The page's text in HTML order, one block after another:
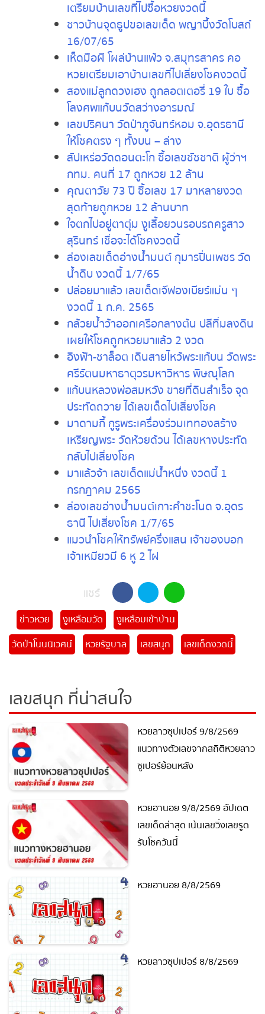
อ่านต่อเพิ่มเติม
ตะลึง!! เต่าปีนขึ้นบ้าน คอหวยเชื่อจะได้
โชค เตรียมบ้านเลขที่ไปซื้อหวยงวดนี้
ชาวบ้านจุดธูปขอเลขเด็ด พญาบึ้ง
วัดโบสถ์ 16/07/65
เห็ดมือผี โผล่บ้านแพ้ว จ.สมุทรสาคร คอ
หวยเตรียมเอาบ้านเลขที่ไปเสี่ยงโชคงวดนี้
สองแม่ลูกดวงเฮง ถูกลอตเตอรี่ 19 ใบ
ซื้อโลงศพแก้บนวัดสว่างอารมณ์
เลขปริศนา วัดป่าภูจันทร์หอม จ.อุดรธานี
ให้โชคตรง ๆ ทั้งบน – ล่าง
สัปเหร่อวัดดอนตะโก ซื้อเลขชัชชาติ ผู้ว่าฯ
กทม. คนที่ 17 ถูกหวย 12 ล้าน
คุณตาวัย 73 ปี ซื้อเลข 17 มาหลายงวด
สุดท้ายถูกหวย 12 ล้านบาท
ใจตกไปอยู่ตาตุ่ม งูเลี้อยวนรอบรถครูสาว
สุรินทร์ เชื่อจะได้โชคงวดนี้
ส่องเลขเด็ดอ่างน้ำมนต์ กุมารปิ่นเพชร
วัดน้ำดิบ งวดนี้ 1/7/65
ปล่อยมาแล้ว เลขเด็ดเจ๊ฟองเบียร์แม่น ๆ
งวดนี้ 1 ก.ค. 2565
กล้วยน้ำว้าออกเครือกลางต้น ปลีทิ่มลง
ดิน เผยให้โชคถูกหวยมาแล้ว 2 งวด
อิงฟ้า-ชาล็อต เดินสายไหว้พระแก้บน วัด
พระศรีรัตนมหาธาตุวรมหาวิหาร
พิษณุโลก
แก้บนหลวงพ่อสมหวัง ขายที่ดินสำเร็จ
จุดประทัดถวาย ได้เลขเด็ดไปเสี่ยงโชค
มาดามกี้ กูรูพระเครื่องร่วมเททองสร้าง
เหรียญพระ วัดห้วยด้วน ได้เลขหางประทัด
กลับไปเสี่ยงโชค
มาแล้วจ้า เลขเด็ดแม่น้ำหนึ่ง งวดนี้ 1
ส่องเลขอ่างน้ำมนต์เกาะคำชะโนด จ.อุุดร
ธานี ไปเสี่ยงโชค 1/7/65
แมวนำโชคให้ทรัพย์ครึ่งแสน เจ้าของบอก
เจ้าเหมียวมี 6 หู 2 ไฝ
ข่าวหวย งูเหลือมวัด
งูเหลือมเข้าบ้าน
วัดป่าโนนนิเวศน์
หวยรัฐบาล เลขสนุก เลขเด็ดงวดนี้
เลขสนุก ที่น่าสนใจ
หวยลาวซุปเปอร์ 9/8/2569
แนวทางตัวเลขจากสถิติหวย
หวยฮานอย 9/8/2569 อัปเดต
หวยฮานอย 8/8/2569